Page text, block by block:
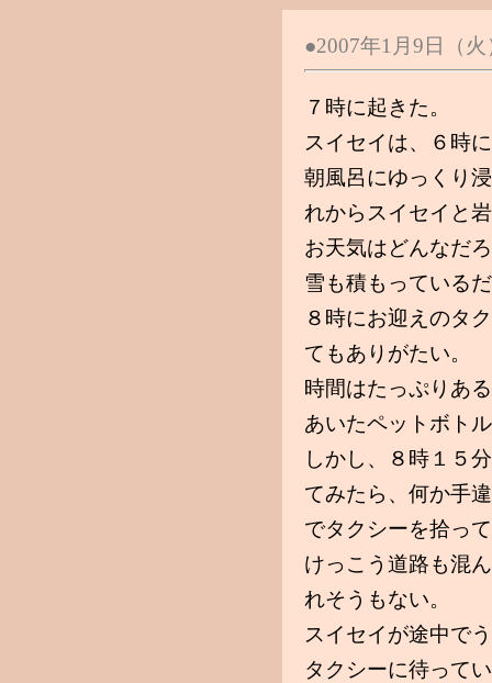
●2007年1月9日（
７時に起きた。
スイセイは、６時
朝風呂にゆっくり
れからスイセイと
お天気はどんなだ
雪も積もっている
８時にお迎えのタ
てもありがたい。
時間はたっぷりあ
あいたペットボト
しかし、８時１５
てみたら、何か手
でタクシーを拾っ
けっこう道路も混
れそうもない。
スイセイが途中で
タクシーに待って